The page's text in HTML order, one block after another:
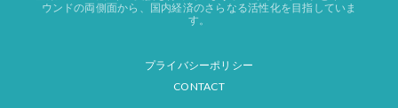
ウンドの両側面から、国内経済のさらなる活性化を目指していま
す。
プライバシーポリシー
CONTACT